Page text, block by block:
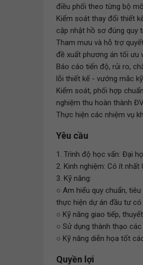
điều phối theo từng bộ
Kiểm soát thay đổi thiết
cập nhật hồ sơ đúng quy
Tham mưu và hỗ trợ
đề xuất phương án tối ưu
Báo cáo tiến độ, rủi ro,
lỗi thiết kế - vướng mắc
Kiểm soát, phối hợp
nghiệm thu hoàn thành
Thực hiện các nhiệm vụ
Yêu cầu
1. Trình độ học vấn: Đại
2. Kinh nghiệm: Có ít
3. Kỹ năng:
○ Am hiểu quy chuẩn,
thực hiện dự án đầu tư
○ Kỹ năng giao tiếp,
○ Sử dụng thành thạo
○ Kỹ năng diễn họa tốt
Quyền lợi